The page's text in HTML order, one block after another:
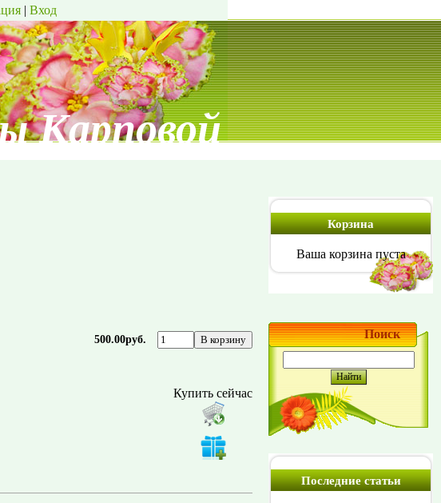
| Вход
Карповой
500.00руб.
Купить сейчас
Корзина
Ваша корзина пуста
Поиск
Последние статьи